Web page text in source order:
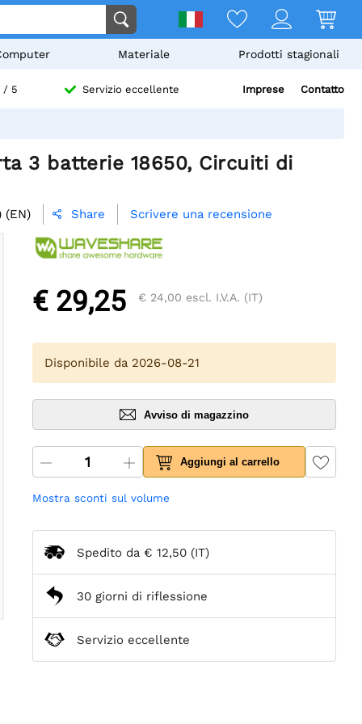
Materiale Prodotti stagionali
/ 5 Servizio eccellente Imprese Contatto
3 batterie 18650, Circuiti di
(EN)  Share Scrivere una recensione
€ 29,25 € 24,00 escl. I.V.A. (IT)
Disponibile da 2026-08-21
Avviso di magazzino
Aggiungi al carrello
Mostra sconti sul volume
Spedito da € 12,50 (IT)
30 giorni di riflessione
Servizio eccellente